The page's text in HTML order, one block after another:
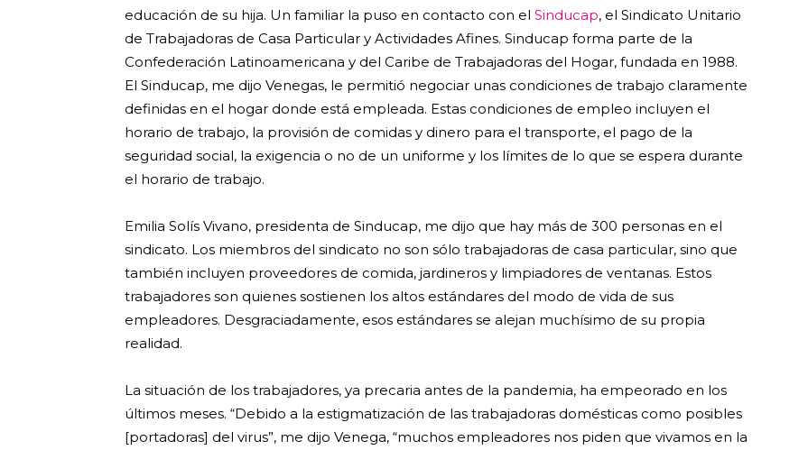
educación de su hija. Un familiar la puso en contacto con el Sinducap, el Sindicato Unitario
de Trabajadoras de Casa Particular y Actividades Afines. Sinducap forma parte de la
Confederación Latinoamericana y del Caribe de Trabajadoras del Hogar, fundada en 1988.
El Sinducap, me dijo Venegas, le permitió negociar unas condiciones de trabajo claramente
definidas en el hogar donde está empleada. Estas condiciones de empleo incluyen el
horario de trabajo, la provisión de comidas y dinero para el transporte, el pago de la
seguridad social, la exigencia o no de un uniforme y los límites de lo que se espera durante
el horario de trabajo.
Emilia Solís Vivano, presidenta de Sinducap, me dijo que hay más de 300 personas en el
sindicato. Los miembros del sindicato no son sólo trabajadoras de casa particular, sino que
también incluyen proveedores de comida, jardineros y limpiadores de ventanas. Estos
trabajadores son quienes sostienen los altos estándares del modo de vida de sus
empleadores. Desgraciadamente, esos estándares se alejan muchísimo de su propia
realidad.
La situación de los trabajadores, ya precaria antes de la pandemia, ha empeorado en los
últimos meses. “Debido a la estigmatización de las trabajadoras domésticas como posibles
[portadoras] del virus”, me dijo Venega, “muchos empleadores nos piden que vivamos en la